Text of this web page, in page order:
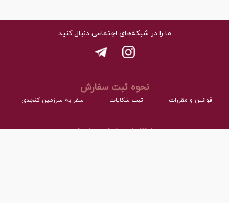
ما را در شبکه‌های اجتماعی دنبال کنید
نحوه ثبت سفارش
قوانین و مقررات ثبت شکایات سفر به سرزمین کنجدی
اطلاعات تماس با ما